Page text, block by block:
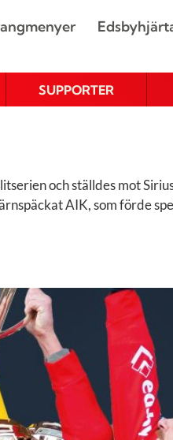
SUPPORTER
och ställdes mot
AIK, som förde